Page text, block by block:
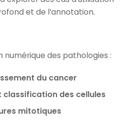
et de l’annotation.
numérique des pathologies :
du cancer
classification des cellules
mitotiques